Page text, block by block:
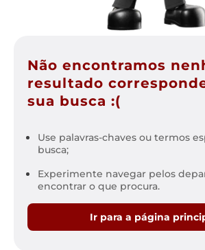
Não encontramos
resultado
sua busca :(
Use palavras-chaves ou termos
busca;
Experimente navegar pelos
encontrar o que procura.
Ir para a página